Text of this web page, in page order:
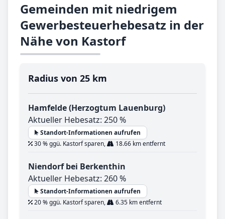
Gemeinden mit niedrigem
Gewerbesteuerhebesatz in der
Nähe von Kastorf
Radius von 25 km
Hamfelde (Herzogtum Lauenburg)
Aktueller Hebesatz: 250 %
Standort-Informationen aufrufen
30 % ggü. Kastorf sparen,
18.66 km entfernt
Niendorf bei Berkenthin
Aktueller Hebesatz: 260 %
Standort-Informationen aufrufen
20 % ggü. Kastorf sparen,
6.35 km entfernt